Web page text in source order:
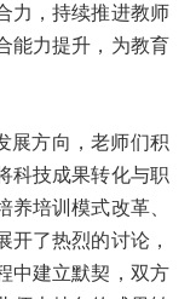
力，持续推进教师
能力提升，为教育
展方向，老师们积
科技成果转化与职
培训模式改革、
开了热烈的讨论，
中建立默契，双方